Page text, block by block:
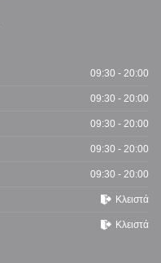
09:30 - 20:00
09:30 - 20:00
09:30 - 20:00
09:30 - 20:00
09:30 - 20:00
Κλειστά
Κλειστά